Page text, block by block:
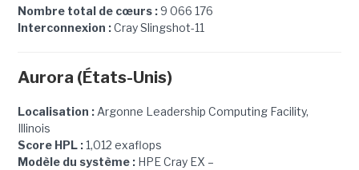
Nombre total de cœurs :9 066 176
Interconnexion :Cray Slingshot-11
Aurora (États-Unis)
Localisation :Argonne Leadership Computing Facility,
Illinois
Score HPL :1,012 exaflops
Modèle du système :HPE Cray EX –